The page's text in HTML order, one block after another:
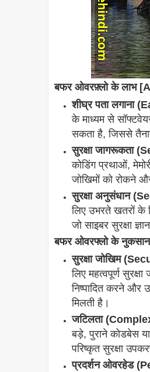
बफर ओवरफ़्लो के लाभ
शीघ्र पता लगाना
के माध्यम से
सकता है, जिससे
सुरक्षा जागरूकता
कोडिंग प्रथाओं,
जोखिमों को रोकने
सुरक्षा अनुसंधान
लिए उभरते खतरों
जो साइबर सुरक्षा
बफर ओवरफ्लो के
सुरक्षा जोखिम
लिए महत्वपूर्ण
निष्पादित करने और
मिलती है।
जटिलता
बड़े, पुराने कोडबेस
परिष्कृत सुरक्षा
प्रदर्शन ओवरहेड